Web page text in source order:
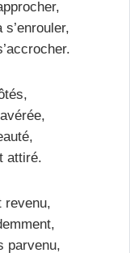
attiré.
revenu,
parvenu,